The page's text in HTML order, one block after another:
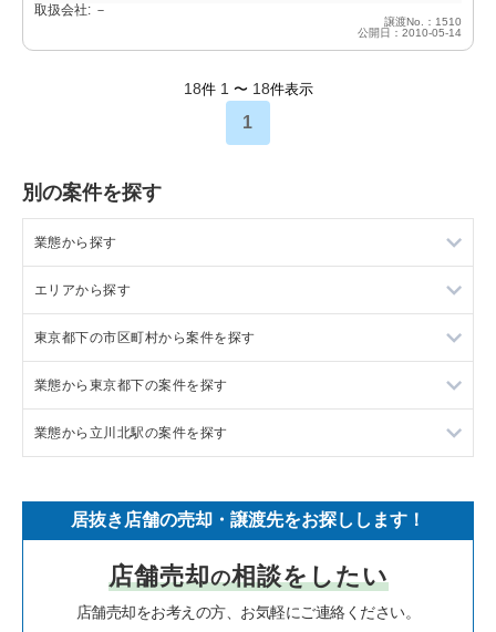
取扱会社: －
譲渡No.：1510
公開日：2010-05-14
18件 1 〜 18件表示
1
別の案件を探す
業態から探す
ラーメンの居抜き売却物件の案件一覧
フランス料理の居抜き売却物件の案件一覧
イタリア料理の居抜き売却物件の案件一覧
中華の居抜き売却物件の案件一覧
寿司の居抜き売却物件の案件一覧
焼肉の居抜き売却物件の案件一覧
鉄板焼き・お好み焼の居抜き売却物件の案件一覧
エリアから探す
東京23区の飲食店の居抜き売却物件の案件一覧
東京都下の飲食店の居抜き売却物件の案件一覧
千葉県の飲食店の居抜き売却物件の案件一覧
神奈川県の飲食店の居抜き売却物件の案件一覧
大阪府の飲食店の居抜き売却物件の案件一覧
兵庫県の飲食店の居抜き売却物件の案件一覧
東京都下の市区町村から案件を探す
調布市の飲食店の居抜き売却物件の案件一覧
八王子市の飲食店の居抜き売却物件の案件一覧
立川市の飲食店の居抜き売却物件の案件一覧
町田市の飲食店の居抜き売却物件の案件一覧
東村山市の飲食店の居抜き売却物件の案件一覧
業態から東京都下の案件を探す
東京都下のラーメンの居抜き売却物件の案件一覧
東京都下のイタリア料理の居抜き売却物件の案件一覧
東京都下の中華の居抜き売却物件の案件一覧
東京都下のそば・うどんの居抜き売却物件の案件一覧
業態から立川北駅の案件を探す
立川北駅のバーの居抜き売却物件の案件一覧
立川北駅の居酒屋・ダイニングバーの居抜き売却物件の案件一
居抜き店舗の売却・譲渡先をお探しします！
店舗売却の相談をしたい
店舗売却をお考えの方、お気軽にご連絡ください。